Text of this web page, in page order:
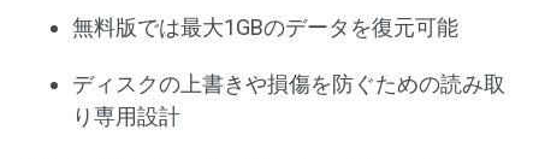
無料版では最大1GBのデータを復元可能
ディスクの上書きや損傷を防ぐための読み取
り専用設計